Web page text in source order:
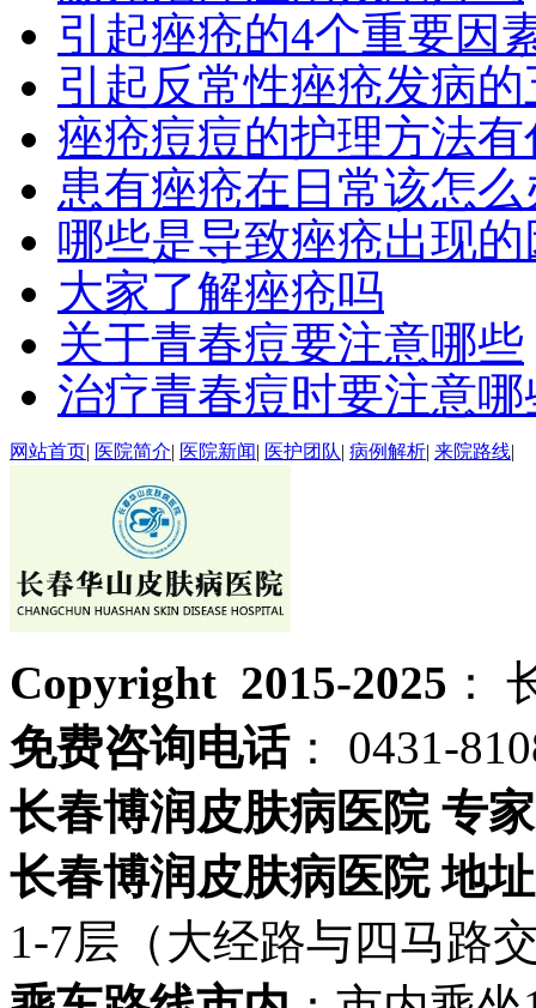
引起痤疮的4个重要因
引起反常性痤疮发病
痤疮痘痘的护理方法
患有痤疮在日常该怎么
哪些是导致痤疮出现的
大家了解痤疮吗
关于青春痘要注意哪些
治疗青春痘时要注意哪
网站首页| 医院简介| 医院新闻| 医护团队| 病例解析| 来院路线|
Copyright 2015-2025 ：
免费咨询电话： 0431-
长春博润皮肤病医院 专
长春博润皮肤病医院 地址
1-7层（大经路与四马路